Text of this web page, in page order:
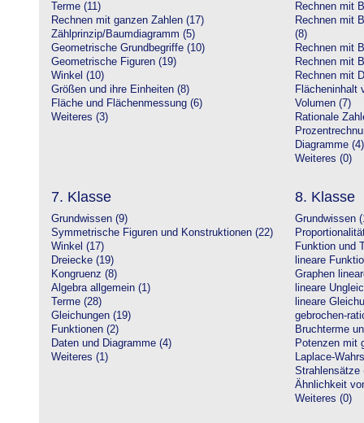
Terme (11)
Rechnen mit ganzen Zahlen (17)
Zählprinzip/Baumdiagramm (5)
Geometrische Grundbegriffe (10)
Geometrische Figuren (19)
Winkel (10)
Größen und ihre Einheiten (8)
Fläche und Flächenmessung (6)
Weiteres (3)
Rechnen mit
Rechnen mit
(8)
Rechnen mit
Rechnen mit
Rechnen mit
Flächeninhalt
Volumen (7)
Rationale
Diagramme (4)
Weiteres (0)
7. Klasse
Grundwissen (9)
Symmetrische Figuren und Konstruktionen (22)
Winkel (17)
Dreiecke (19)
Kongruenz (8)
Algebra allgemein (1)
Terme (28)
Gleichungen (19)
Funktionen (2)
Daten und Diagramme (4)
Weiteres (1)
8. Klasse
Grundwissen
Funktion und
lineare
Graphen
lineare
lineare
gebrochen-
Bruchterme
Potenzen mit
Laplace-
Strahlensätze
Ähnlichkeit
Weiteres (0)